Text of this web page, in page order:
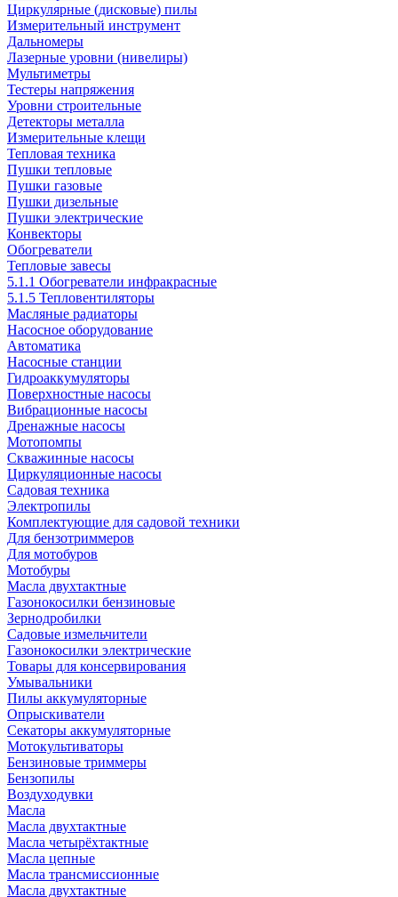
Циркулярные (дисковые) пилы
Измерительный инструмент
Дальномеры
Лазерные уровни (нивелиры)
Мультиметры
Тестеры напряжения
Уровни строительные
Детекторы металла
Измерительные клещи
Тепловая техника
Пушки тепловые
Пушки газовые
Пушки дизельные
Пушки электрические
Конвекторы
Обогреватели
Тепловые завесы
5.1.1 Обогреватели инфракрасные
5.1.5 Тепловентиляторы
Масляные радиаторы
Насосное оборудование
Автоматика
Насосные станции
Гидроаккумуляторы
Поверхностные насосы
Вибрационные насосы
Дренажные насосы
Мотопомпы
Скважинные насосы
Циркуляционные насосы
Садовая техника
Электропилы
Комплектующие для садовой техники
Для бензотриммеров
Для мотобуров
Мотобуры
Масла двухтактные
Газонокосилки бензиновые
Зернодробилки
Садовые измельчители
Газонокосилки электрические
Товары для консервирования
Умывальники
Пилы аккумуляторные
Опрыскиватели
Секаторы аккумуляторные
Мотокультиваторы
Бензиновые триммеры
Бензопилы
Воздуходувки
Масла
Масла двухтактные
Масла четырёхтактные
Масла цепные
Масла трансмиссионные
Масла двухтактные